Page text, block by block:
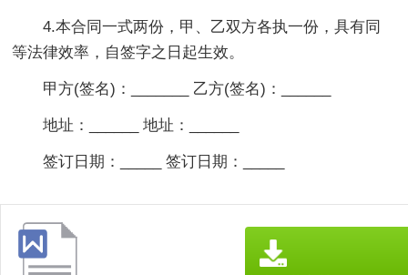
4.本合同一式两份，甲、乙双方各执一份，具有同
等法律效率，自签字之日起生效。
甲方(签名)：_______ 乙方(签名)：______
地址：______ 地址：______
签订日期：_____ 签订日期：_____